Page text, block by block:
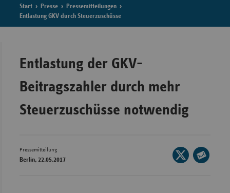
Start Presse
Pressemitteilungen
Entlastung GKV durch Steuerzuschüsse
Entlastung der GKV-
Beitragszahler durch mehr
Steuerzuschüsse notwendig
Pressemitteilung
Berlin, 22.05.2017
Seite
auf